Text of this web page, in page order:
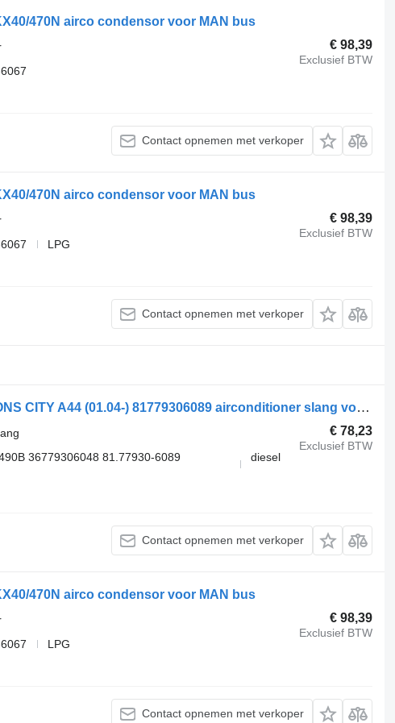
470N airco condensor voor MAN bus
€ 98,39
Exclusief BTW
Contact opnemen met verkoper
470N airco condensor voor MAN bus
€ 98,39
Exclusief BTW
LPG
Contact opnemen met verkoper
MAN,SPHEROS,EBMPAPST LIONS CITY A44 (01.04-) 81779306089 airconditioner slang voor MAN LIONS CITY A44 (01.04-) bus
€ 78,23
Exclusief BTW
36779306048 81.77930-6089
diesel
Contact opnemen met verkoper
470N airco condensor voor MAN bus
€ 98,39
Exclusief BTW
LPG
Contact opnemen met verkoper